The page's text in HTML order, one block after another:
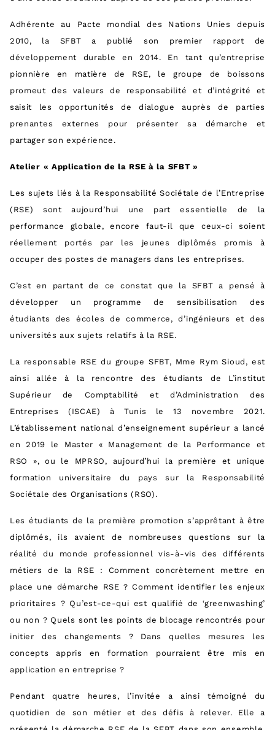
Adhérente au Pacte mondial des Nations Unies depuis
2010, la SFBT a publié son premier rapport de
développement durable en 2014. En tant qu’entreprise
pionnière en matière de RSE, le groupe de boissons
promeut des valeurs de responsabilité et d’intégrité et
saisit les opportunités de dialogue auprès de parties
prenantes externes pour présenter sa démarche et
partager son expérience.
Atelier « Application de la RSE à la SFBT »
Les sujets liés à la Responsabilité Sociétale de l’Entreprise
(RSE) sont aujourd’hui une part essentielle de la
performance globale, encore faut-il que ceux-ci soient
réellement portés par les jeunes diplômés promis à
occuper des postes de managers dans les entreprises.
C’est en partant de ce constat que la SFBT a pensé à
développer un programme de sensibilisation des
étudiants des écoles de commerce, d’ingénieurs et des
universités aux sujets relatifs à la RSE.
La responsable RSE du groupe SFBT, Mme Rym Sioud, est
ainsi allée à la rencontre des étudiants de L’institut
Supérieur de Comptabilité et d’Administration des
Entreprises (ISCAE) à Tunis le 13 novembre 2021.
L’établissement national d’enseignement supérieur a lancé
en 2019 le Master « Management de la Performance et
RSO », ou le MPRSO, aujourd’hui la première et unique
formation universitaire du pays sur la Responsabilité
Sociétale des Organisations (RSO).
Les étudiants de la première promotion s’apprêtant à être
diplômés, ils avaient de nombreuses questions sur la
réalité du monde professionnel vis-à-vis des différents
métiers de la RSE : Comment concrètement mettre en
place une démarche RSE ? Comment identifier les enjeux
prioritaires ? Qu’est-ce-qui est qualifié de ‘greenwashing’
ou non ? Quels sont les points de blocage rencontrés pour
initier des changements ? Dans quelles mesures les
concepts appris en formation pourraient être mis en
application en entreprise ?
Pendant quatre heures, l’invitée a ainsi témoigné du
quotidien de son métier et des défis à relever. Elle a